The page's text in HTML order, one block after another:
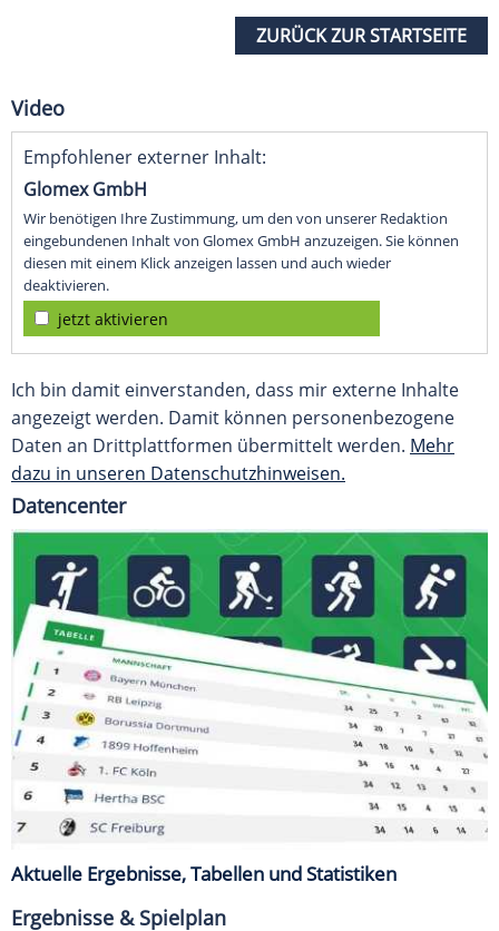
ZURÜCK ZUR STARTSEITE
Video
Empfohlener externer Inhalt:
Glomex GmbH
Wir benötigen Ihre Zustimmung, um den von unserer Redaktion
eingebundenen Inhalt von Glomex GmbH anzuzeigen. Sie können
diesen mit einem Klick anzeigen lassen und auch wieder
deaktivieren.
jetzt aktivieren
Ich bin damit einverstanden, dass mir externe Inhalte
angezeigt werden. Damit können personenbezogene
Daten an Drittplattformen übermittelt werden. Mehr
dazu in unseren Datenschutzhinweisen.
Datencenter
Aktuelle Ergebnisse, Tabellen und Statistiken
Ergebnisse & Spielplan